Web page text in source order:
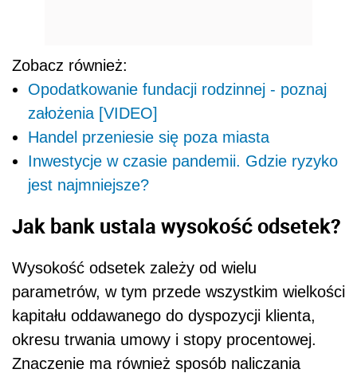
Zobacz również:
Opodatkowanie fundacji rodzinnej - poznaj
założenia [VIDEO]
Handel przeniesie się poza miasta
Inwestycje w czasie pandemii. Gdzie ryzyko
jest najmniejsze?
Jak bank ustala wysokość odsetek?
Wysokość odsetek zależy od wielu
parametrów, w tym przede wszystkim wielkości
kapitału oddawanego do dyspozycji klienta,
okresu trwania umowy i stopy procentowej.
Znaczenie ma również sposób naliczania